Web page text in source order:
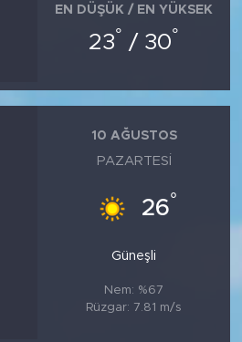
EN DÜŞÜK / EN YÜKSEK
23° / 30°
10 AĞUSTOS
PAZARTESI
26°
Güneşli
Nem: %67
Rüzgar: 7.81 m/s